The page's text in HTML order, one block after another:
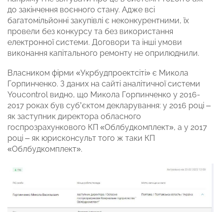
до закінчення воєнного стану. Адже всі
багатомільйонні закупівлі є неконкурентними, їх
провели без конкурсу та без використання
електронної системи. Договори та інші умови
виконання капітального ремонту не оприлюднили.
Власником фірми «Укрбудпроектсіті» є Микола
Горпинченко. З даних на сайті аналітичної системи
Youcontrol видно, що Микола Горпинченко у 2016-
2017 роках був суб’єктом декларування: у 2016 році –
як заступник директора обласного
госпрозрахункового КП «Облбудкомплект», а у 2017
році – як юрисконсульт того ж таки КП
«Облбудкомплект».